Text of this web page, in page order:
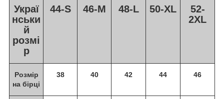
Украї
нськи
й
розмі
р
44-S 46-M 48-L 50-XL
52-
2XL
Розмір
на бірці
38 40 42 44 46